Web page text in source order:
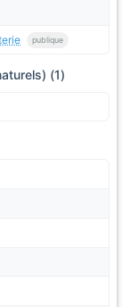
publique
(1)